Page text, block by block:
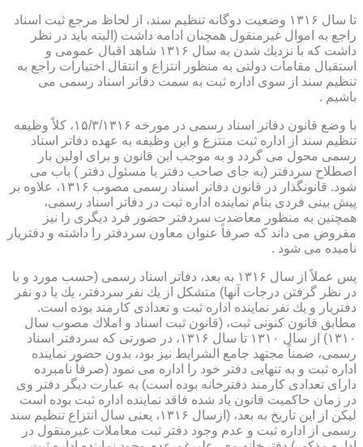
تا سال ۱۳۱۶ وضعیت دوگانه تنظیم سند، از لحاظ مرجع ثبت اسناد
راجع به اموال غیرمنقول همچنان ادامه داشت (البته باید در نظر
داشت كه با نزدیك شدن به سال ۱۳۱۶ شاهد اقبال عمومی و
استقبال مقامات دولتی به منظور انتزاع و انتقال اختیارات راجع به
تنظیم سند از سوی اداره ثبت به سمت دفاتر اسناد رسمی می
باشیم .
با وضع قانون دفاتر اسناد رسمی در مورخه ۱۵/۳/۱۳۱۶، كلاً وظیفه
تنظیم سند از اداره ثبت منتزع و این وظیفه به عهده دفاتر اسناد
رسمی محول می گردد و به موجب این قانون و برای اولین بار
اصطلاح سردفتر (به جای صاحب دفتر یا مسئول دفتر ) باب می
شود. قانونگذار در قانون دفاتر اسناد رسمی مصوب ۱۳۱۶، علاوه بر
پیش بینی فردی بنام نماینده اداره ثبت در دفاتر اسناد رسمی،
همچنین به منظور معاضدت سردفتر حضور فرد دیگری را نیز
مفروض می داند كه صرفاً عنوان معاون سردفتر را داشته و دفتریار
نامیده می شود .
پس عملاً از سال ۱۳۱۶ به بعد، دفاتر اسناد رسمی (حسب مورد و با
در نظر گرفتن درجات آنها) متشكل از یك نفر سردفتر، یك یا دو نفر
دفتریار و یك نفر نماینده اداره ثبت و تعدادی كارمند بوده است.
مطابق قانون كنونی ثبت، (قانون ثبت اسناد و املاك مصوب سال
۱۳۱۰) از سال ۱۳۱۰ تا سال ۱۳۱۶، در صورتی كه سردفتر اسناد
رسمی، ضمناً مجتهد جامع الشرایط نیز بود، بدون حضور نماینده
اداره ثبت و به تنهایی دفتر خود را اداره می نمود (صرفاً نامبرده
دارای تعدادی كارمند دفترخانه بوده است) به عبارت دیگر دفتر وی
در زمان حاكمیت قانون یاد شده فاقد نماینده اداره ثبت بوده است
لیكن از این تاریخ به بعد، (ازسال ۱۳۱۶، یعنی سال انتزاع تنظیم سند
رسمی از اداره ثبت و عدم وجود دفتر ثبت معاملات غیرمنقول در